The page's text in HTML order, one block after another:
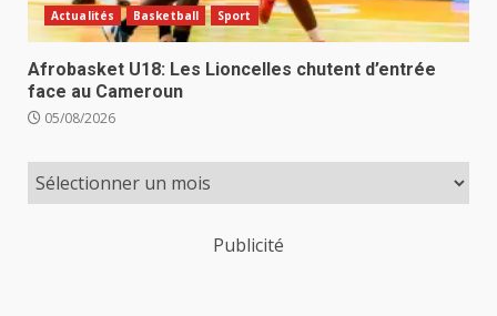
Actualités Basketball Sport
Afrobasket U18: Les Lioncelles chutent d’entrée
face au Cameroun
05/08/2026
Publicité